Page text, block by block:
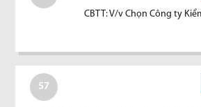
CBTT: V/v Chọn Công ty
57